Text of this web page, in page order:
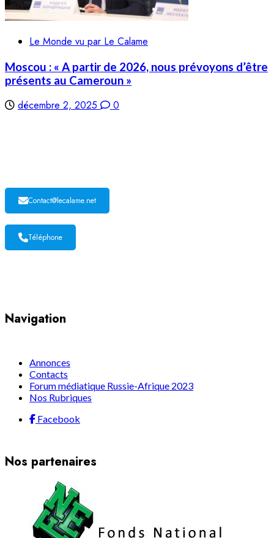
Le Monde vu par Le Calame
Moscou : « A partir de 2026, nous prévoyons d’être
présents au Cameroun »
décembre 2, 2025 0
Contact@lecalame.net
Téléphone
Navigation
Annonces
Contacts
Forum médiatique Russie-Afrique 2023
Nos Rubriques
Facebook
Nos partenaires